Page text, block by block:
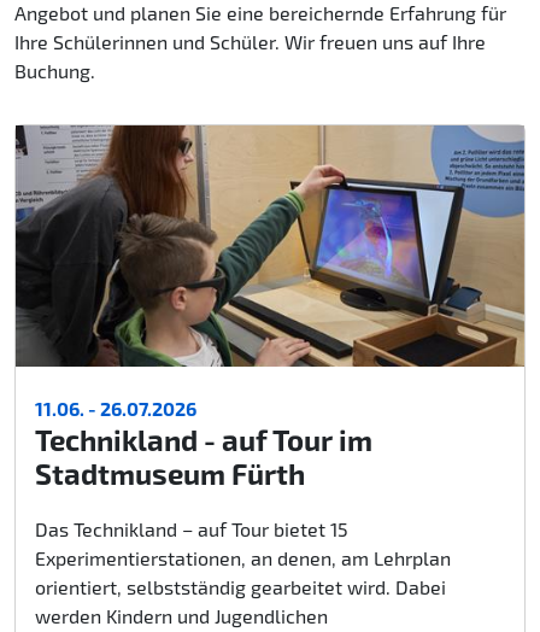
Angebot und planen Sie eine bereichernde Erfahrung für
Ihre Schülerinnen und Schüler. Wir freuen uns auf Ihre
Buchung.
11.06. - 26.07.2026
Technikland - auf Tour im
Stadtmuseum Fürth
Das Technikland – auf Tour bietet 15
Experimentierstationen, an denen, am Lehrplan
orientiert, selbstständig gearbeitet wird. Dabei
werden Kindern und Jugendlichen